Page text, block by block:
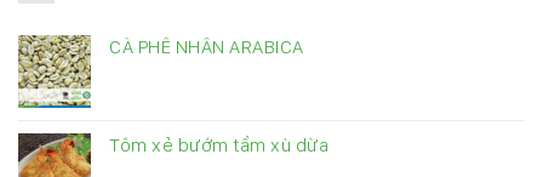
CÀ PHÊ NHÂN ARABICA
Tôm xẻ bướm tẩm xù dừa